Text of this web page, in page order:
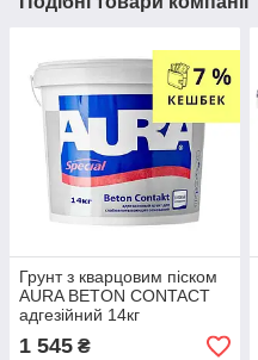
Грунт з кварцовим піском
AURA BETON CONTACT
адгезійний 14кг
1 545 ₴